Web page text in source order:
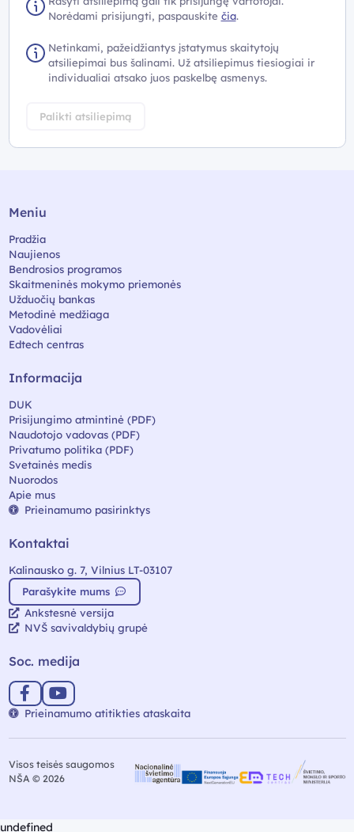
Norėdami prisijungti, paspauskite čia.
Netinkami, pažeidžiantys įstatymus skaitytojų
atsiliepimai bus šalinami. Už atsiliepimus tiesiogiai ir
individualiai atsako juos paskelbę asmenys.
Palikti atsiliepimą
Meniu
Pradžia
Naujienos
Bendrosios programos
Skaitmeninės mokymo priemonės
Užduočių bankas
Metodinė medžiaga
Vadovėliai
Edtech centras
Informacija
DUK
Prisijungimo atmintinė (PDF)
Naudotojo vadovas (PDF)
Privatumo politika (PDF)
Svetainės medis
Nuorodos
Apie mus
Prieinamumo pasirinktys
Kontaktai
Kalinausko g. 7, Vilnius LT-03107
Parašykite mums
Ankstesnė versija
NVŠ savivaldybių grupė
Soc. medija
Prieinamumo atitikties ataskaita
Visos teisės saugomos
NŠA © 2026
undefined